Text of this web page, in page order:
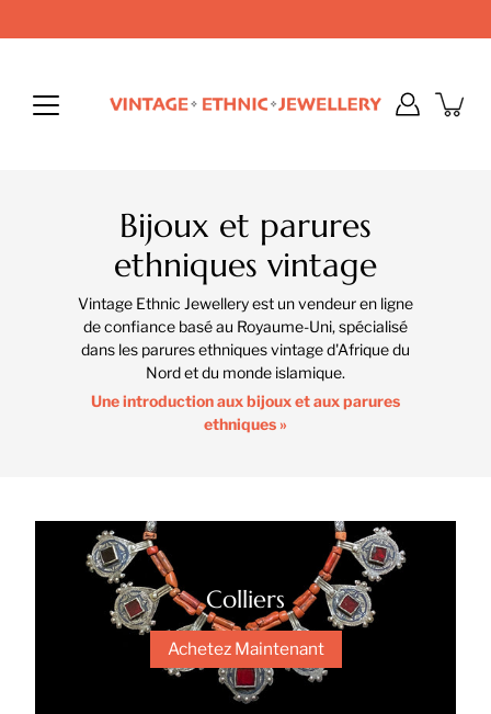
Bijoux et parures
ethniques vintage
Vintage Ethnic Jewellery est un vendeur en ligne
de confiance basé au Royaume-Uni, spécialisé
dans les parures ethniques vintage d'Afrique du
Nord et du monde islamique.
Une introduction aux bijoux et aux parures
ethniques »
Colliers
Achetez Maintenant